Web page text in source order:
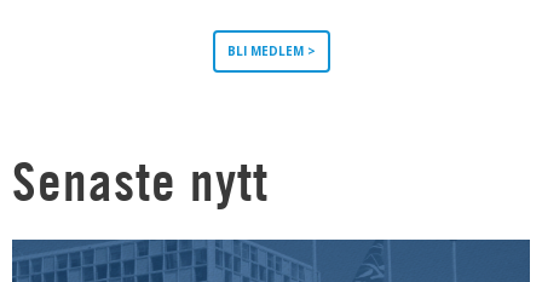
BLI MEDLEM >
Senaste nytt